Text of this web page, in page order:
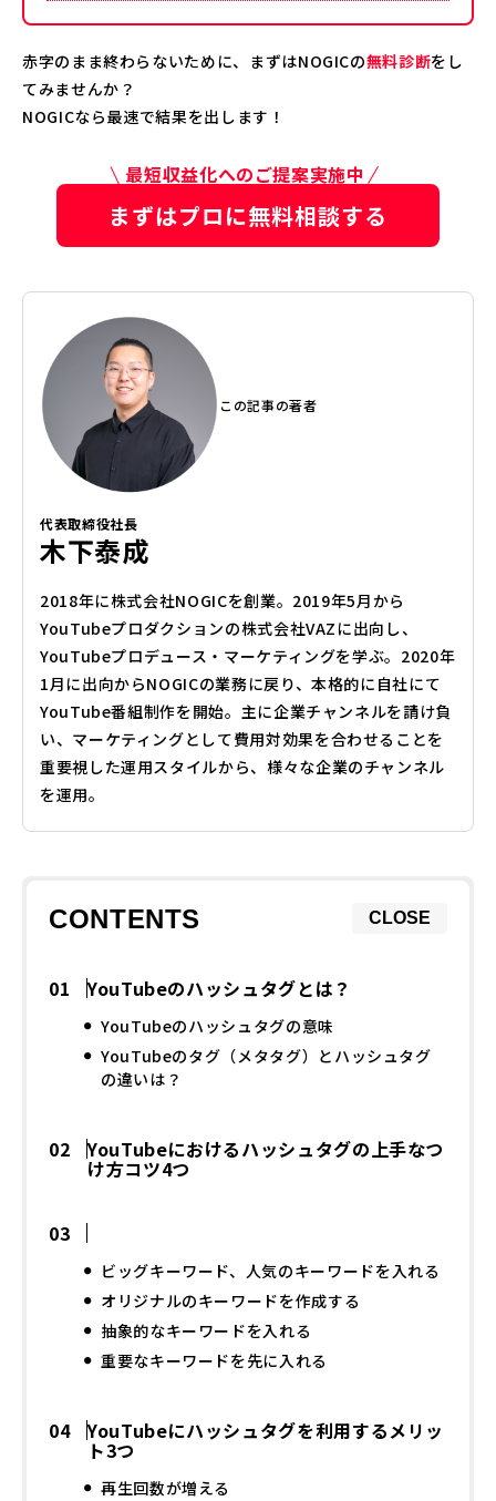
赤字のまま終わらないために、まずはNOGICの無料診断をし
てみませんか？
NOGICなら最速で結果を出します！
最短収益化へのご提案実施中
まずはプロに無料相談する
この記事の著者
代表取締役社長
木下泰成
2018年に株式会社NOGICを創業。2019年5月から
YouTubeプロダクションの株式会社VAZに出向し、
YouTubeプロデュース・マーケティングを学ぶ。2020年
1月に出向からNOGICの業務に戻り、本格的に自社にて
YouTube番組制作を開始。主に企業チャンネルを請け負
い、マーケティングとして費用対効果を合わせることを
重要視した運用スタイルから、様々な企業のチャンネル
を運用。
CONTENTS CLOSE
YouTubeのハッシュタグとは？
YouTubeのハッシュタグの意味
YouTubeのタグ（メタタグ）とハッシュタグ
の違いは？
YouTubeにおけるハッシュタグの上手なつ
け方コツ4つ
ビッグキーワード、人気のキーワードを入れる
オリジナルのキーワードを作成する
抽象的なキーワードを入れる
重要なキーワードを先に入れる
YouTubeにハッシュタグを利用するメリッ
ト3つ
再生回数が増える